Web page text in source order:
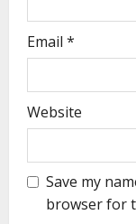
Email *
Website
Save my
browser for